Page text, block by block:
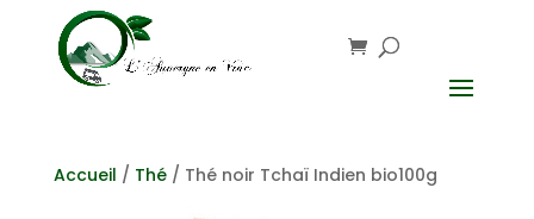
Accueil / Thé/ Thé noir Tchaï Indien bio100g